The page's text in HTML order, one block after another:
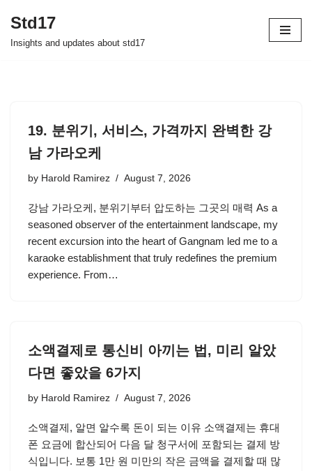
Skip
Std17
Insights and updates about std17
19. 분위기, 서비스, 가격까지 완벽한 강
남 가라오케
by Harold Ramirez August 7, 2026
강남 가라오케, 분위기부터 압도하는 그곳의 매력 As a
seasoned observer of the entertainment landscape, my
recent excursion into the heart of Gangnam led me to a
karaoke establishment that truly redefines the premium
experience. From…
소액결제로 통신비 아끼는 법, 미리 알았
다면 좋았을 6가지
by Harold Ramirez August 7, 2026
소액결제, 알면 알수록 돈이 되는 이유 소액결제는 휴대
폰 요금에 합산되어 다음 달 청구서에 포함되는 결제 방
식입니다. 보통 1만 원 미만의 작은 금액을 결제할 때 많